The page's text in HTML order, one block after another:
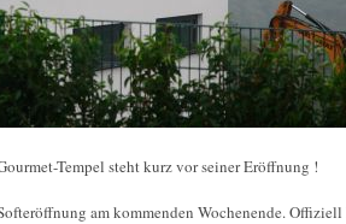
Tempel steht kurz vor seiner Eröffnung !
am kommenden Wochenende.